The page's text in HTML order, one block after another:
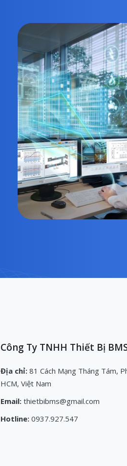
Công Ty TNHH Thiết Bị
Địa chỉ: 81 Cách Mạng Tháng Tám,
HCM, Việt Nam
Email: thietbibms@gmail.com
Hotline: 0937.927.547